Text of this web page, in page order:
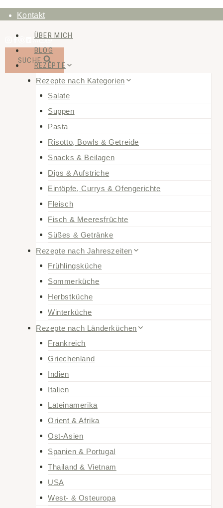
Zum
Inhalt
springen
Kontakt
SUCHE
ÜBER MICH
BLOG
REZEPTE
Rezepte nach Kategorien
Salate
Suppen
Pasta
Risotto, Bowls & Getreide
Snacks & Beilagen
Dips & Aufstriche
Eintöpfe, Currys & Ofengerichte
Fleisch
Fisch & Meeresfrüchte
Süßes & Getränke
Rezepte nach Jahreszeiten
Frühlingsküche
Sommerküche
Herbstküche
Winterküche
Rezepte nach Länderküchen
Frankreich
Griechenland
Indien
Italien
Lateinamerika
Orient & Afrika
Ost-Asien
Spanien & Portugal
Thailand & Vietnam
USA
West- & Osteuropa